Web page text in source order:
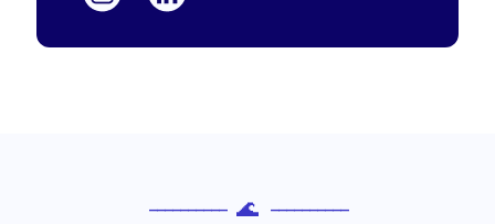
---------- 🌊 ----------